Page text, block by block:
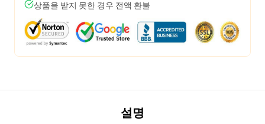
상품을 받지 못한 경우 전액 환불
설명